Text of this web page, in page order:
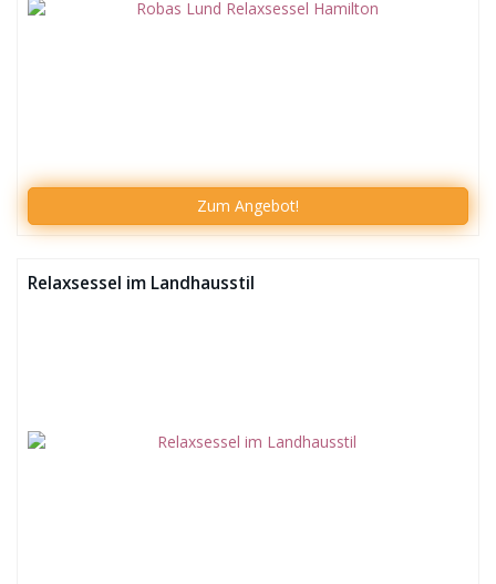
Zum Angebot!
Relaxsessel im Landhausstil